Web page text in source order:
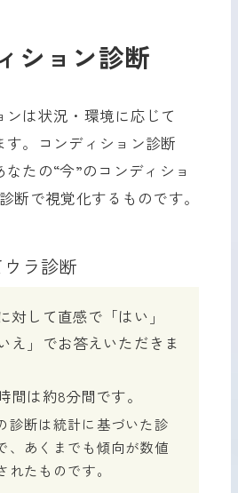
ション診断
ンは状況・環境に応じて
す。コンディション診断
なたの“今”のコンディショ
断で視覚化するものです。
ラ診断
対して直感で「はい」
いえ」でお答えいただきま
間は約8分間です。
診断は統計に基づいた診
、あくまでも傾向が数値
れたものです。